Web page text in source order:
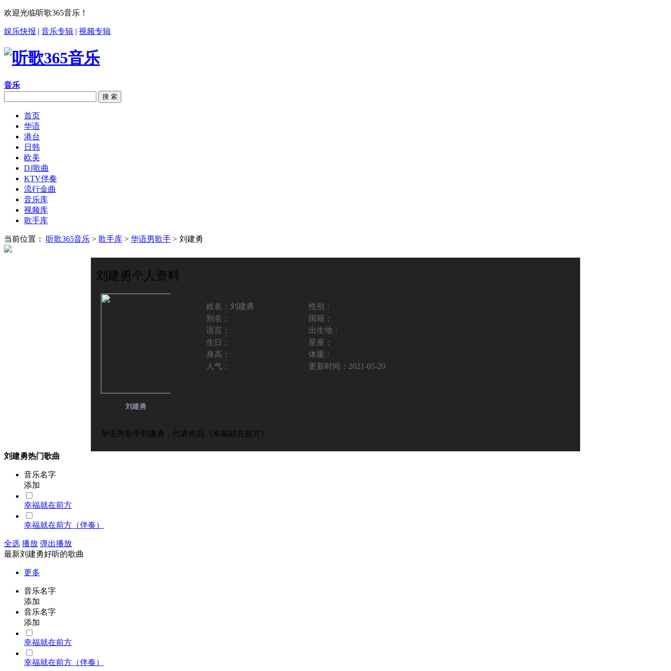
欢迎光临听歌365音乐！
娱乐快报 | 音乐专辑 | 视频专辑
音乐
搜 索
首页
华语
港台
日韩
欧美
DJ歌曲
KTV伴奏
流行金曲
音乐库
视频库
歌手库
当前位置： 听歌365音乐 > 歌手库 > 华语男歌手 > 刘建勇
刘建勇个人资料
刘建勇
姓名： 刘建勇
性别：
别名：
国籍：
语言：
出生地：
生日：
星座：
身高：
体重：
人气：
更新时间： 2021-05-20
华语男歌手刘建勇，代表作品《幸福就在前方》
刘建勇热门歌曲
音乐名字
添加
幸福就在前方
幸福就在前方（伴奏）
全选 播放 弹出播放
最新刘建勇好听的歌曲
更多
音乐名字
添加
音乐名字
添加
幸福就在前方
幸福就在前方（伴奏）